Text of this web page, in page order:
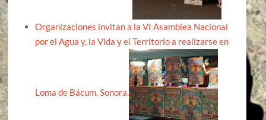
Organizaciones invitan a la VI Asamblea Nacional
por el Agua y, la Vida y el Territorio a realizarse en
Loma de Bácum, Sonora.